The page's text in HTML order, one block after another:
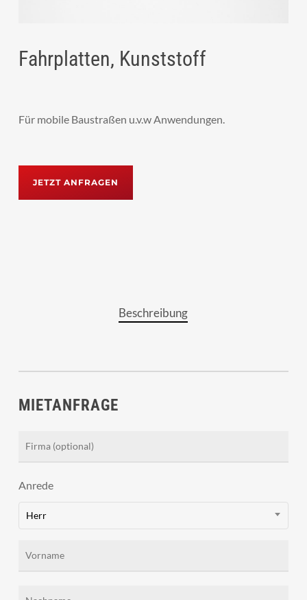
Fahrplatten, Kunststoff
Für mobile Baustraßen u.v.w Anwendungen.
JETZT ANFRAGEN
Beschreibung
MIETANFRAGE
Anrede
Herr